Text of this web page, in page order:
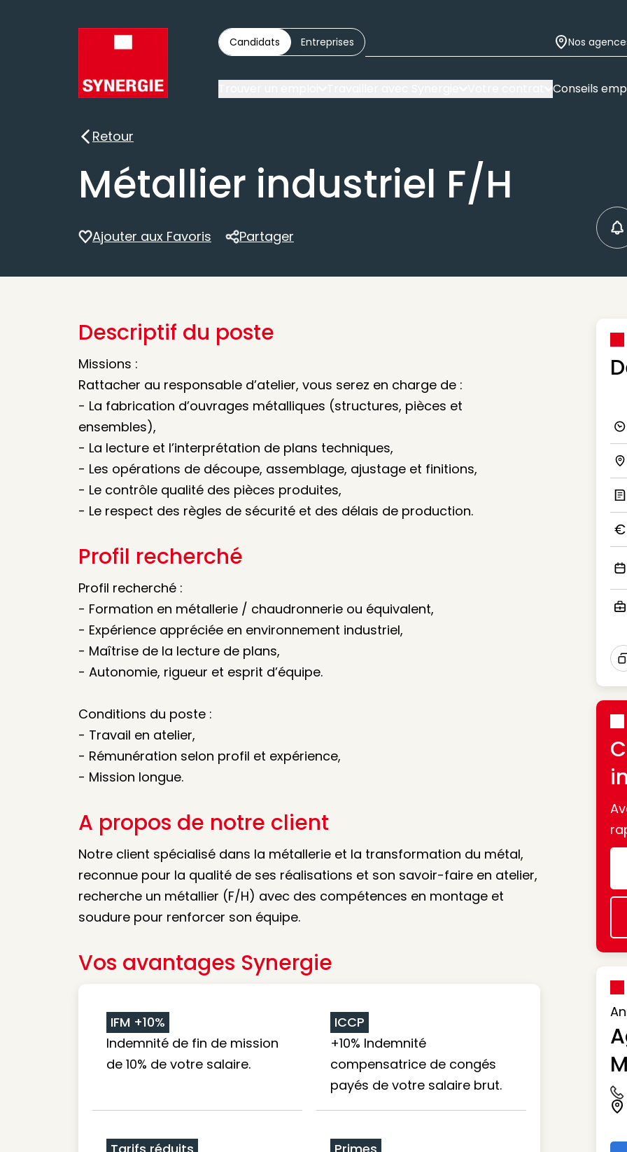
Candidats Entreprises Nos
Conseils
Retour
Retour
Métallier industriel F/H
Ajouter aux Favoris
Partager
Partager
Descriptif du poste
Missions :
Rattacher au responsable d’atelier, vous serez en charge de :
- La fabrication d’ouvrages métalliques (structures, pièces et
ensembles),
- La lecture et l’interprétation de plans techniques,
- Les opérations de découpe, assemblage, ajustage et finitions,
- Le contrôle qualité des pièces produites,
- Le respect des règles de sécurité et des délais de production.
Profil recherché
Profil recherché :
- Formation en métallerie / chaudronnerie ou équivalent,
- Expérience appréciée en environnement industriel,
- Maîtrise de la lecture de plans,
- Autonomie, rigueur et esprit d’équipe.
Conditions du poste :
- Travail en atelier,
- Rémunération selon profil et expérience,
- Mission longue.
A propos de notre client
Notre client spécialisé dans la métallerie et la transformation du métal,
reconnue pour la qualité de ses réalisations et son savoir-faire en atelier,
recherche un métallier (F/H) avec des compétences en montage et
soudure pour renforcer son équipe.
Vos avantages Synergie
IFM +10%
Indemnité de fin de mission
de 10% de votre salaire.
ICCP
+10% Indemnité
compensatrice de congés
payés de votre salaire brut.